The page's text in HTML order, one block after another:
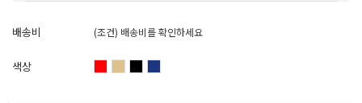
배송비 (조건) 배송비를 확인하세요
색상